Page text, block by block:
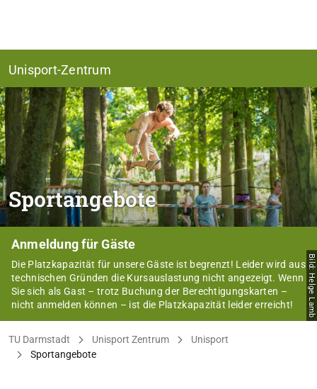
Unisport-Zentrum
Sportangebote
Anmeldung für Gäste
Die Platzkapazität für unsere Gäste ist begrenzt! Leider wird aus
technischen Gründen die Kursauslastung nicht angezeigt. Wenn
Sie sich als Gast – trotz Buchung der Berechtigungskarten –
nicht anmelden können – ist die Platzkapazität leider erreicht!
Bild: Helge Lamb
Sie befinden sich hier:
TU Darmstadt Unisport Zentrum
Unisport
Sportangebote